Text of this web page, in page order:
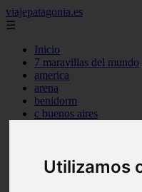
Utilizamos
viajepatagonia.es
☰
Inicio
7 maravillas del mundo
america
arena
benidorm
c buenos aires
c mendoza
c neuquen